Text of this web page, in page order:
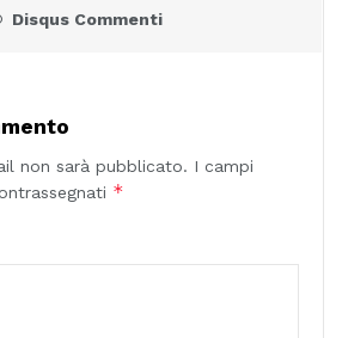
Disqus Commenti
non sarà pubblicato. I campi
*